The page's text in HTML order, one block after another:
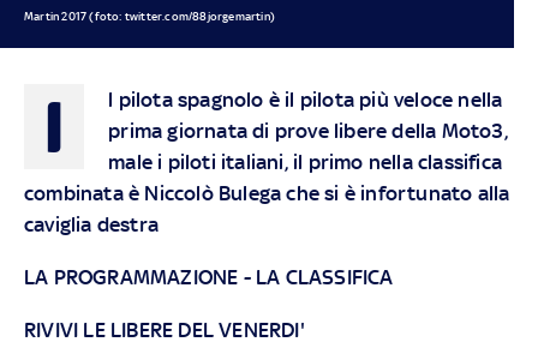
Martin 2017 (foto: twitter.com/88jorgemartin)
I
l pilota spagnolo è il pilota più veloce nella
prima giornata di prove libere della Moto3,
male i piloti italiani, il primo nella classifica
combinata è Niccolò Bulega che si è infortunato alla
caviglia destra
LA PROGRAMMAZIONE - LA CLASSIFICA
RIVIVI LE LIBERE DEL VENERDI'